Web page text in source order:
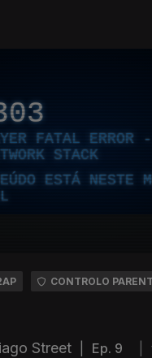
FATAL ERROR -
STACK
ESTÁ NESTE
CONTROLO
Street Ep. 9